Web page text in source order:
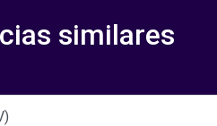
similares